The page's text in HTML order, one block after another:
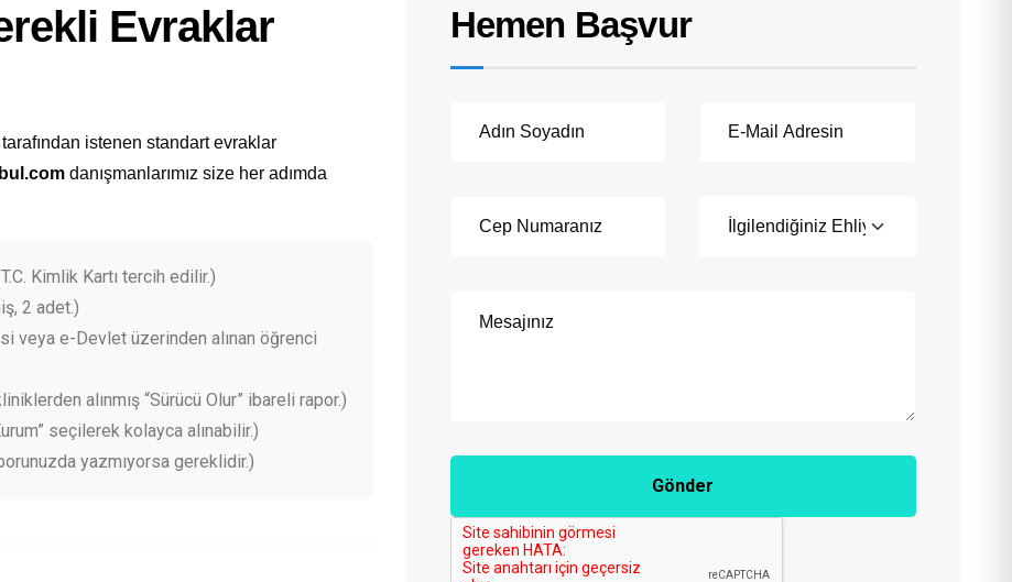
Evraklar
istenen standart evraklar
danışmanlarımız size her adımda
Kimlik Kartı tercih edilir.)
2 adet.)
veya e-Devlet üzerinden alınan öğrenci
alınmış “Sürücü Olur” ibareli rapor.)
seçilerek kolayca alınabilir.)
yazmıyorsa gereklidir.)
Hemen Başvur
Gönder